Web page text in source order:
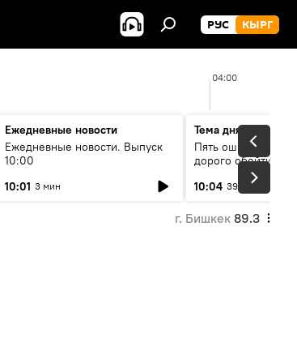
РУС КЫРГ
04:00
Ежедневные новости
Ежедневные новости. Выпуск
10:00
10:01 3 мин
Тема дня
Пять ошибок
дорого обойтись
10:04 39 мин
г. Бишкек 89.3